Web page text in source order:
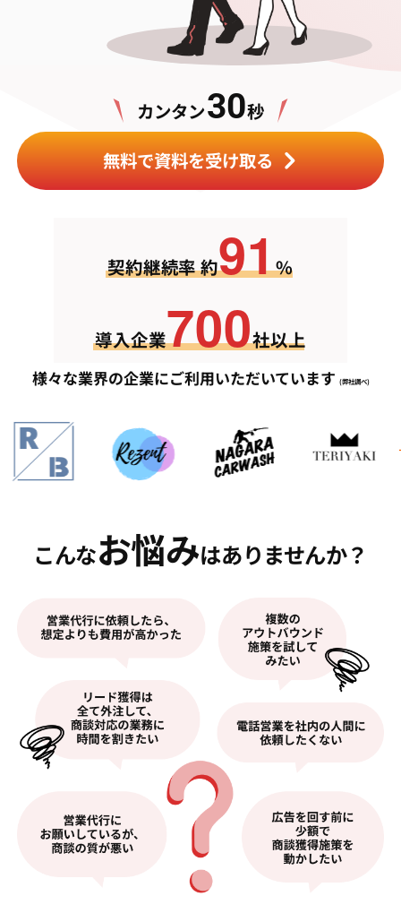
カンタン30秒
無料で資料を受け取る
契約継続率 約91%
導入企業700社以上
様々な業界の企業にご利用いただいています (弊社調べ)
こんなお悩みはありませんか？